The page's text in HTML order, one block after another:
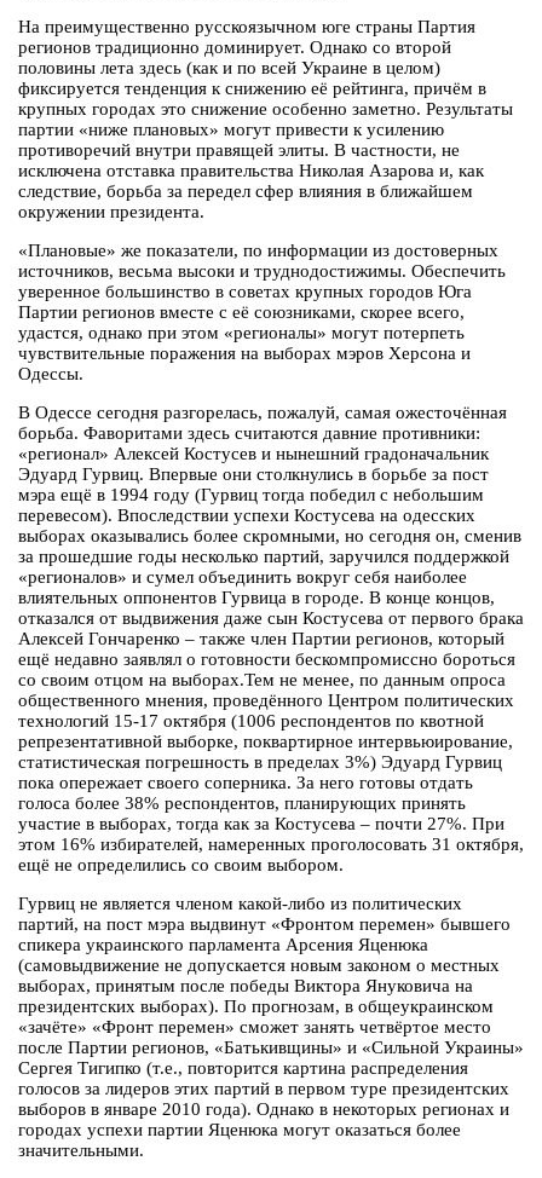
На преимущественно русскоязычном юге страны Партия
регионов традиционно доминирует. Однако со второй
половины лета здесь (как и по всей Украине в целом)
фиксируется тенденция к снижению её рейтинга, причём в
крупных городах это снижение особенно заметно. Результаты
партии «ниже плановых» могут привести к усилению
противоречий внутри правящей элиты. В частности, не
исключена отставка правительства Николая Азарова и, как
следствие, борьба за передел сфер влияния в ближайшем
окружении президента.
«Плановые» же показатели, по информации из достоверных
источников, весьма высоки и труднодостижимы. Обеспечить
уверенное большинство в советах крупных городов Юга
Партии регионов вместе с её союзниками, скорее всего,
удастся, однако при этом «регионалы» могут потерпеть
чувствительные поражения на выборах мэров Херсона и
Одессы.
В Одессе сегодня разгорелась, пожалуй, самая ожесточённая
борьба. Фаворитами здесь считаются давние противники:
«регионал» Алексей Костусев и нынешний градоначальник
Эдуард Гурвиц. Впервые они столкнулись в борьбе за пост
мэра ещё в 1994 году (Гурвиц тогда победил с небольшим
перевесом). Впоследствии успехи Костусева на одесских
выборах оказывались более скромными, но сегодня он, сменив
за прошедшие годы несколько партий, заручился поддержкой
«регионалов» и сумел объединить вокруг себя наиболее
влиятельных оппонентов Гурвица в городе. В конце концов,
отказался от выдвижения даже сын Костусева от первого брака
Алексей Гончаренко – также член Партии регионов, который
ещё недавно заявлял о готовности бескомпромиссно бороться
со своим отцом на выборах.Тем не менее, по данным опроса
общественного мнения, проведённого Центром политических
технологий 15-17 октября (1006 респондентов по квотной
репрезентативной выборке, поквартирное интервьюирование,
статистическая погрешность в пределах 3%) Эдуард Гурвиц
пока опережает своего соперника. За него готовы отдать
голоса более 38% респондентов, планирующих принять
участие в выборах, тогда как за Костусева – почти 27%. При
этом 16% избирателей, намеренных проголосовать 31 октября,
ещё не определились со своим выбором.
Гурвиц не является членом какой-либо из политических
партий, на пост мэра выдвинут «Фронтом перемен» бывшего
спикера украинского парламента Арсения Яценюка
(самовыдвижение не допускается новым законом о местных
выборах, принятым после победы Виктора Януковича на
президентских выборах). По прогнозам, в общеукраинском
«зачёте» «Фронт перемен» сможет занять четвёртое место
после Партии регионов, «Батькивщины» и «Сильной Украины»
Сергея Тигипко (т.е., повторится картина распределения
голосов за лидеров этих партий в первом туре президентских
выборов в январе 2010 года). Однако в некоторых регионах и
городах успехи партии Яценюка могут оказаться более
значительными.